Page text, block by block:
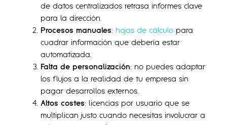
de datos centralizados retrasa informes clave
para la dirección.
Procesos manuales: hojas de cálculo para
cuadrar información que debería estar
automatizada.
Falta de personalización: no puedes adaptar
los flujos a la realidad de tu empresa sin
pagar desarrollos externos.
Altos costes: licencias por usuario que se
multiplican justo cuando necesitas involucrar a